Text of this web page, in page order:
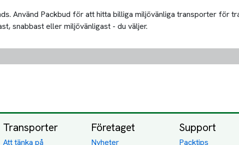
Använd Packbud för att hitta billiga miljövänliga transporter för
snabbast eller miljövänligast - du väljer.
Transporter
Att tänka på
Företaget
Nyheter
Support
Packtips